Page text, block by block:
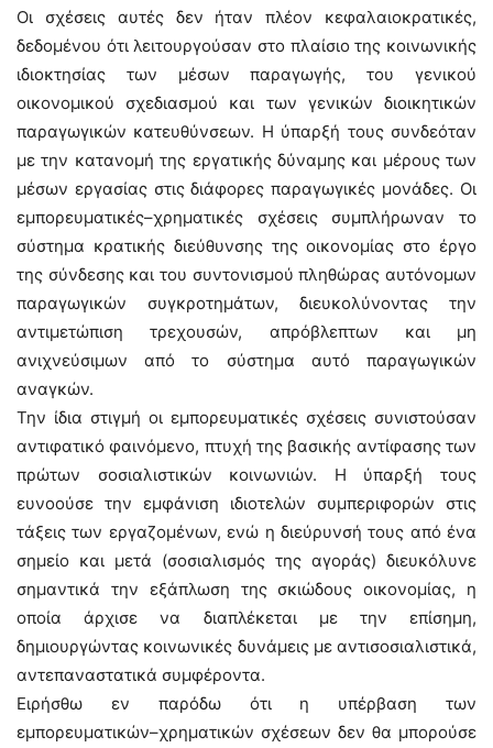
Οι σχέσεις αυτές δεν ήταν πλέον κεφαλαιοκρατικές,
δεδομένου ότι λειτουργούσαν στο πλαίσιο της κοινωνικής
ιδιοκτησίας των μέσων παραγωγής, του γενικού
οικονομικού σχεδιασμού και των γενικών διοικητικών
παραγωγικών κατευθύνσεων. Η ύπαρξή τους συνδεόταν
με την κατανομή της εργατικής δύναμης και μέρους των
μέσων εργασίας στις διάφορες παραγωγικές μονάδες. Οι
εμπορευματικές–χρηματικές σχέσεις συμπλήρωναν το
σύστημα κρατικής διεύθυνσης της οικονομίας στο έργο
της σύνδεσης και του συντονισμού πληθώρας αυτόνομων
παραγωγικών συγκροτημάτων, διευκολύνοντας την
αντιμετώπιση τρεχουσών, απρόβλεπτων και μη
ανιχνεύσιμων από το σύστημα αυτό παραγωγικών
αναγκών.
Την ίδια στιγμή οι εμπορευματικές σχέσεις συνιστούσαν
αντιφατικό φαινόμενο, πτυχή της βασικής αντίφασης των
πρώτων σοσιαλιστικών κοινωνιών. Η ύπαρξή τους
ευνοούσε την εμφάνιση ιδιοτελών συμπεριφορών στις
τάξεις των εργαζομένων, ενώ η διεύρυνσή τους από ένα
σημείο και μετά (σοσιαλισμός της αγοράς) διευκόλυνε
σημαντικά την εξάπλωση της σκιώδους οικονομίας, η
οποία άρχισε να διαπλέκεται με την επίσημη,
δημιουργώντας κοινωνικές δυνάμεις με αντισοσιαλιστικά,
αντεπαναστατικά συμφέροντα.
Ειρήσθω εν παρόδω ότι η υπέρβαση των
εμπορευματικών–χρηματικών σχέσεων δεν θα μπορούσε